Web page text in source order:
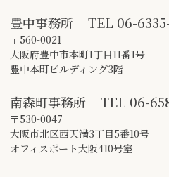
豊中事務所 TEL 06-
〒560-0021
大阪府豊中市本町1丁目11番1号
豊中本町ビルディング3階
南森町事務所 TEL 06-
〒530-0047
大阪市北区西天満3丁目5番10号
オフィスポート大阪410号室